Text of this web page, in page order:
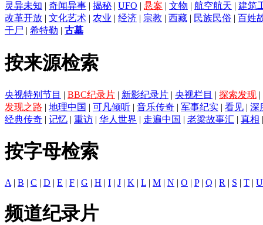
灵异未知 | 奇闻异事 | 揭秘 | UFO | 悬案 | 文物 | 航空航天 | 建筑
改革开放 | 文化艺术 | 农业 | 经济 | 宗教 | 西藏 | 民族民俗 | 百姓
干尸 | 希特勒 | 古墓
按来源检索
央视特别节目 | BBC纪录片 | 新影纪录片 | 央视栏目 | 探索发现 |
发现之路 | 地理中国 | 可凡倾听 | 音乐传奇 | 军事纪实 | 看见 | 深
经典传奇 | 记忆 | 重访 | 华人世界 | 走遍中国 | 老梁故事汇 | 真相
按字母检索
A | B | C | D | E | F | G | H | I | J | K | L | M | N | O | P| Q | R | S | T | U
频道纪录片